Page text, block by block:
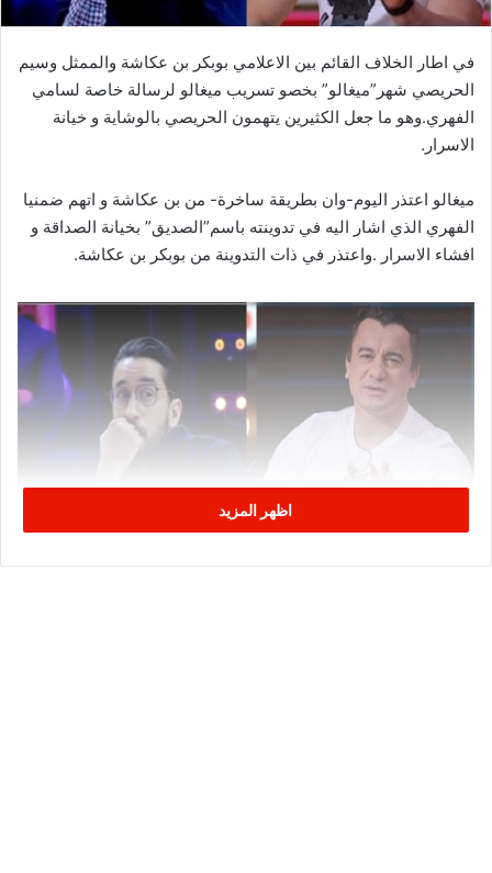
في اطار الخلاف القائم بين الاعلامي بوبكر بن عكاشة والممثل وسيم
الحريصي شهر”ميغالو” بخصو تسريب ميغالو لرسالة خاصة لسامي
الفهري.وهو ما جعل الكثيرين يتهمون الحريصي بالوشاية و خيانة
الاسرار.
ميغالو اعتذر اليوم-وان بطريقة ساخرة- من بن عكاشة و اتهم ضمنيا
الفهري الذي اشار اليه في تدوينته باسم”الصديق” بخيانة الصداقة و
افشاء الاسرار .واعتذر في ذات التدوينة من بوبكر بن عكاشة.
اظهر المزيد